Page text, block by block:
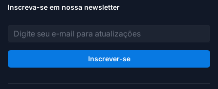
Inscreva-se em nossa newsletter
Endereço de e-mail
Inscrever-se